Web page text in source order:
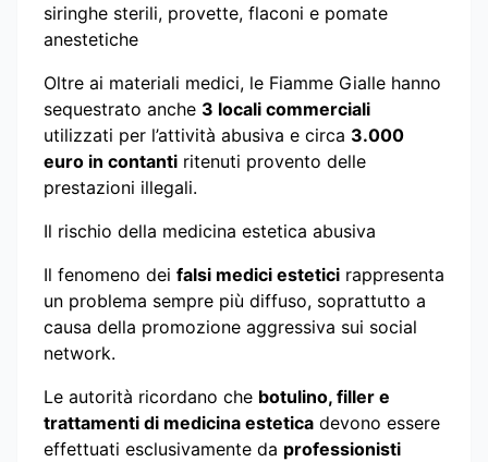
siringhe sterili, provette, flaconi e pomate
anestetiche
Oltre ai materiali medici, le Fiamme Gialle hanno
sequestrato anche 3 locali commerciali
utilizzati per l’attività abusiva e circa 3.000
euro in contanti ritenuti provento delle
prestazioni illegali.
Il rischio della medicina estetica abusiva
Il fenomeno dei falsi medici estetici rappresenta
un problema sempre più diffuso, soprattutto a
causa della promozione aggressiva sui social
network.
Le autorità ricordano che botulino, filler e
trattamenti di medicina estetica devono essere
effettuati esclusivamente da professionisti